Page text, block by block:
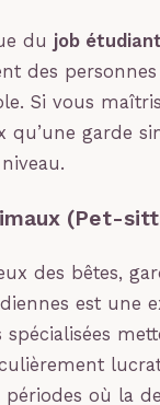
du job étudiant
des
Si vous
qu’une garde
(Pet-
des bêtes,
est une
spécialisées
périodes où la